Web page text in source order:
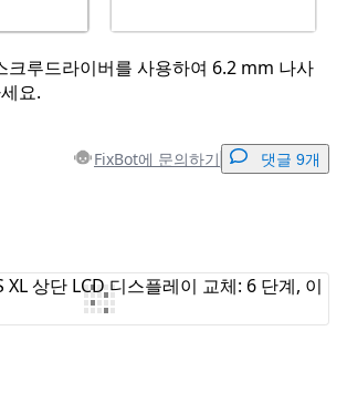
크루드라이버를 사용하여 6.2 mm 나사
요.
FixBot에 문의하기 댓글 9개